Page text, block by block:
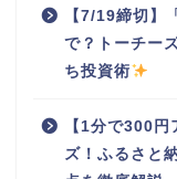
【7/19締切】
で？トーチー
ち投資術
【1分で300
ズ！ふるさと